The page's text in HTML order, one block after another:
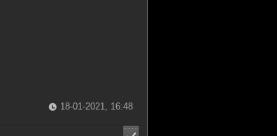
18-01-2021, 16:48